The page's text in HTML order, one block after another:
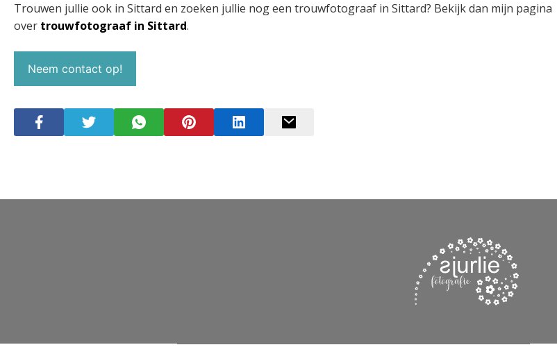
Trouwen jullie ook in Sittard en zoeken jullie nog een trouwfotograaf in Sittard? Bekijk dan mijn pagina
over trouwfotograaf in Sittard.
Neem contact op!